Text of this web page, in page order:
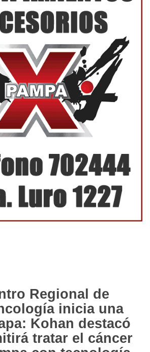
Regional de
inicia una
Kohan destacó
tratar el cáncer